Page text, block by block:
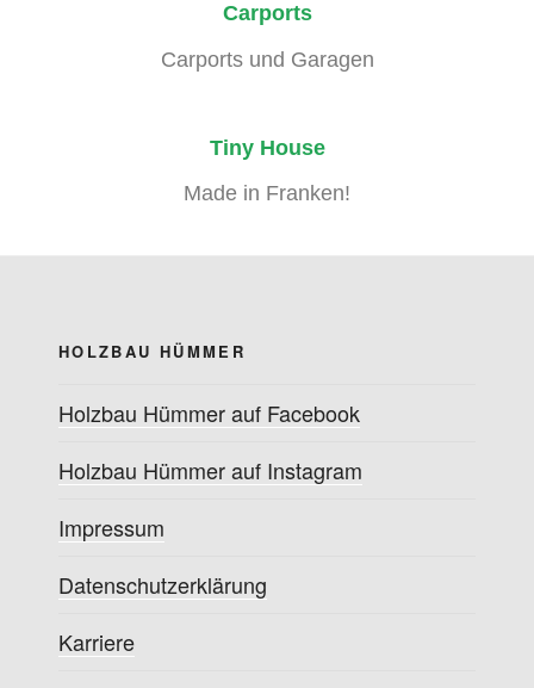
Carports
Carports und Garagen
Tiny House
Made in Franken!
HOLZBAU HÜMMER
Holzbau Hümmer auf Facebook
Holzbau Hümmer auf Instagram
Impressum
Datenschutzerklärung
Karriere